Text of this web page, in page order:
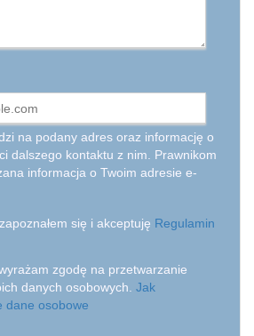
na podany adres oraz informację o
dalszego kontaktu z nim. Prawnikom
informacja o Twoim adresie e-
się i akceptuję Regulamin
zgodę na przetwarzanie
danych osobowych. Jak
dane osobowe